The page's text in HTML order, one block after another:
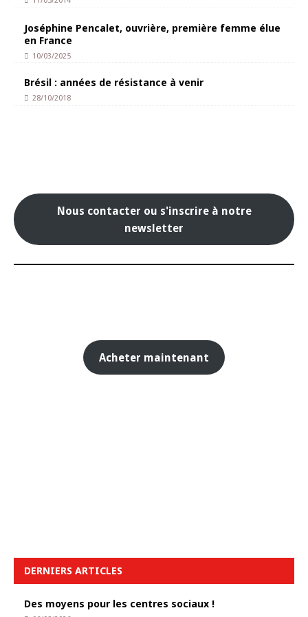
Joséphine Pencalet, ouvrière, première femme élue
en France
10/03/2025
Brésil : années de résistance à venir
28/10/2018
Nous contacter ou s'inscrire à notre
newsletter
Acheter maintenant
DERNIERS ARTICLES
Des moyens pour les centres sociaux !